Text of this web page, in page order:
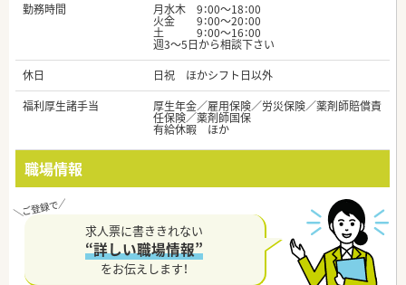
勤務時間
月水木 9：00～18：00
火金 9：00～20：00
土 9：00～16：00
週3～5日から相談下さい
休日
日祝 ほかシフト日以外
福利厚生諸手当
厚生年金／雇用保険／労災保険／薬剤師賠償責
任保険／薬剤師国保
有給休暇 ほか
職場情報
求人票に書ききれない
“詳しい職場情報”
をお伝えします！